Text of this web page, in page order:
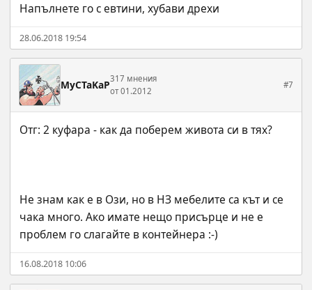
Напълнете го с евтини, хубави дрехи
28.06.2018 19:54
MyCTaKaP317 мнения
от 01.2012
#7
Не знам как е в Ози, но в НЗ мебелите са кът и се
чака много. Ако имате нещо присърце и не е
проблем го слагайте в контейнера :-)
16.08.2018 10:06